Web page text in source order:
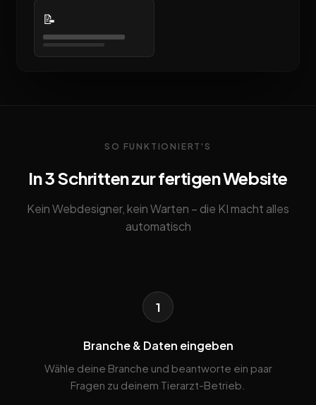
📝
SO FUNKTIONIERT'S
In 3 Schritten zur fertigen Website
Kein Webdesigner, kein Warten – die KI macht alles
automatisch
1
Branche & Daten eingeben
Wähle deine Branche und beantworte ein paar
Fragen zu deinem Tierarzt-Betrieb.